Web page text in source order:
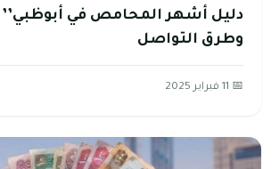
دليل أشهر المحامص في أبوظبي’’
وطرق التواصل
📅 11 فبراير 2025